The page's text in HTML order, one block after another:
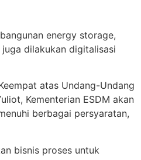
energy storage,
dilakukan digitalisasi
atas Undang-Undang
Kementerian ESDM akan
berbagai persyaratan,
bisnis proses untuk